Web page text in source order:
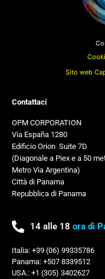
Sito web
Contattaci
OPM CORPORATION
Via España 1280
Edificio Orion Suite 7D
(Diagonale a Piex e a 50
Metro Via Argentina)
Città di Panama
Repubblica di Panama
14 alle 18ora di
Italia: +39 (06) 99335786
Panama: +507 8339512
USA.: +1 (305) 3402627